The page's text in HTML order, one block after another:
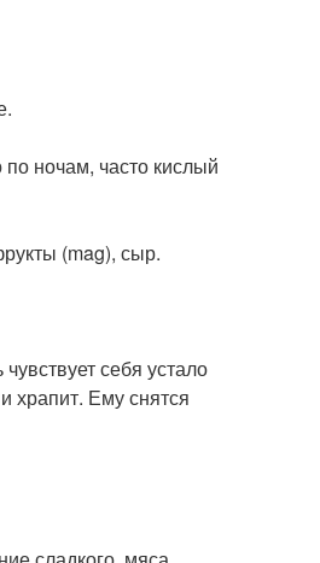
ночам, часто кислый
(mag), сыр.
себя устало
храпит. Ему снятся